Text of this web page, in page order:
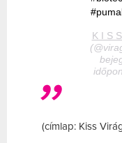
K I S
(címlap: Kiss